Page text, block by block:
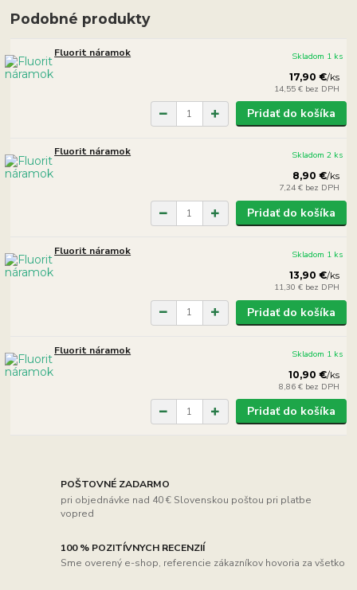
Podobné produkty
Fluorit náramok
17,90 €/ks
14,55 € bez DPH
Skladom 1 ks
Pridať do košíka
Fluorit náramok
8,90 €/ks
7,24 € bez DPH
Skladom 2 ks
Pridať do košíka
Fluorit náramok
13,90 €/ks
11,30 € bez DPH
Skladom 1 ks
Pridať do košíka
Fluorit náramok
10,90 €/ks
8,86 € bez DPH
Skladom 1 ks
Pridať do košíka
POŠTOVNÉ ZADARMO
pri objednávke nad 40 € Slovenskou poštou pri platbe
vopred
100 % POZITÍVNYCH RECENZIÍ
Sme overený e-shop, referencie zákazníkov hovoria za všetko